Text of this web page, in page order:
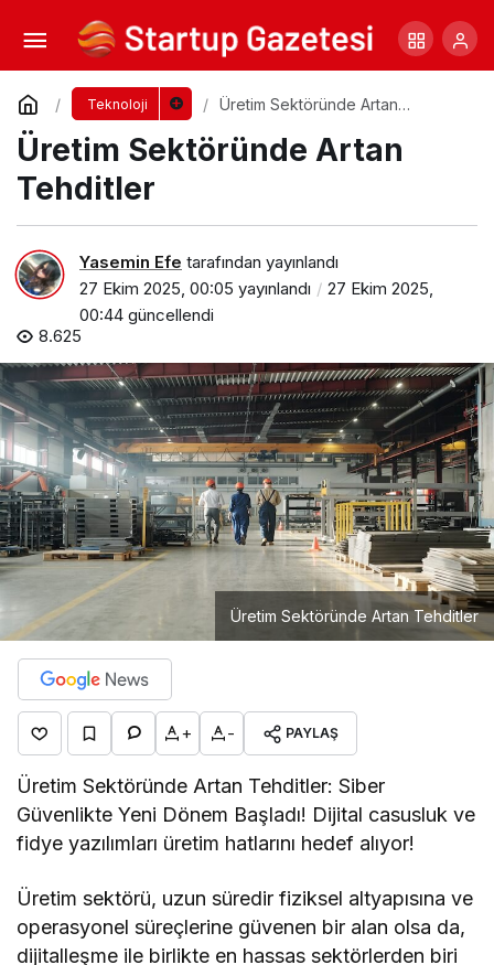
Teknoloji
Üretim Sektöründe Artan
Üretim Sektöründe Artan
Tehditler
Yasemin Efe tarafından yayınlandı
27 Ekim 2025, 00:05 yayınlandı
27 Ekim 2025,
00:44 güncellendi
8.625
Üretim Sektöründe Artan Tehditler
+ - PAYLAŞ
Üretim Sektöründe Artan Tehditler: Siber
Güvenlikte Yeni Dönem Başladı! Dijital casusluk ve
fidye yazılımları üretim hatlarını hedef alıyor!
Üretim sektörü, uzun süredir fiziksel altyapısına ve
operasyonel süreçlerine güvenen bir alan olsa da,
dijitalleşme ile birlikte en hassas sektörlerden biri
İş Teklifi Görünümlü Siber Casusluk
Operasyonu
Yorum Yap Paylaş